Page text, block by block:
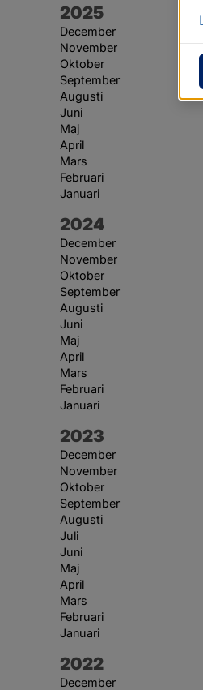
År:
2025
December
November
Oktober
September
Augusti
Juni
Maj
April
Mars
Februari
Januari
År:
2024
December
November
Oktober
September
Augusti
Juni
Maj
April
Mars
Februari
Januari
År:
2023
December
November
Oktober
September
Augusti
Juli
Juni
Maj
April
Mars
Februari
Januari
År:
2022
December